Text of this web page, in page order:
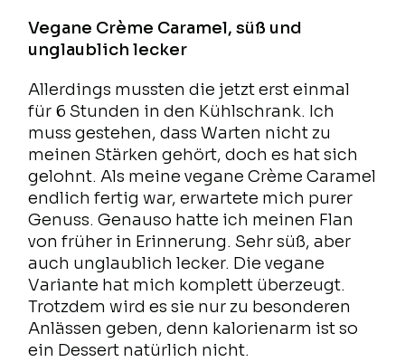
Vegane Crème Caramel, süß und
unglaublich lecker
Allerdings mussten die jetzt erst einmal
für 6 Stunden in den Kühlschrank. Ich
muss gestehen, dass Warten nicht zu
meinen Stärken gehört, doch es hat sich
gelohnt. Als meine vegane Crème Caramel
endlich fertig war, erwartete mich purer
Genuss. Genauso hatte ich meinen Flan
von früher in Erinnerung. Sehr süß, aber
auch unglaublich lecker. Die vegane
Variante hat mich komplett überzeugt.
Trotzdem wird es sie nur zu besonderen
Anlässen geben, denn kalorienarm ist so
ein Dessert natürlich nicht.